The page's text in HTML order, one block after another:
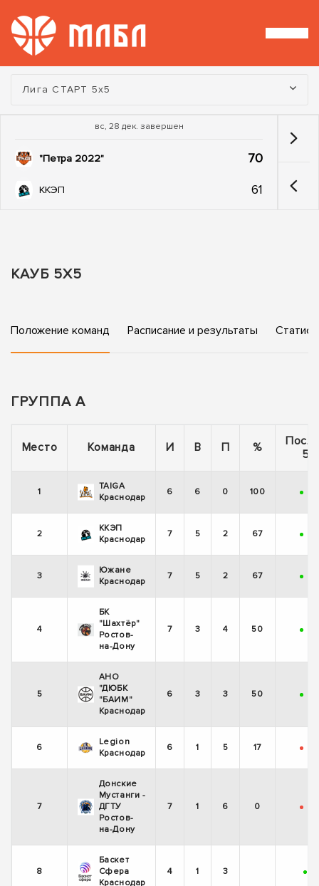
Турнир:
Лига СТАРТ 5х5
вс, 28 дек. завершен
"Петра 2022" 70
ККЭП 61
КАУБ 5Х5
Положение команд Расписание и результаты
ГРУППА А
Место Команда И В П %
5
1
TAIGA
Краснодар
6 6 0 100 +
2
ККЭП
Краснодар
7 5 2 67 +
3
Южане
Краснодар
7 5 2 67 +
4
БК
"Шахтёр"
Ростов-
на-Дону
7 3 4 50 +
5
АНО
"ДЮБК
"БАИМ"
Краснодар
6 3 3 50 +
6
Legion
Краснодар
6 1 5 17 -
7
Донские
Мустанги -
ДГТУ
Ростов-
на-Дону
7 1 6 0 -
8
Баскет
Сфера
Краснодар
4 1 3 +